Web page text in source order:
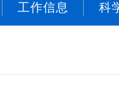
工作信息 科